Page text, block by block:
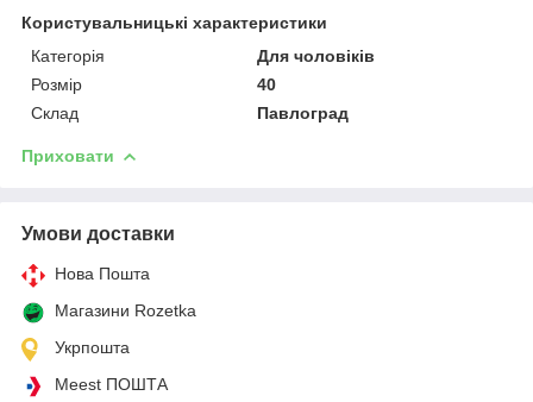
Користувальницькі характеристики
Категорія
Для чоловіків
Розмір
40
Склад
Павлоград
Приховати
Умови доставки
Нова Пошта
Магазини Rozetka
Укрпошта
Meest ПОШТА